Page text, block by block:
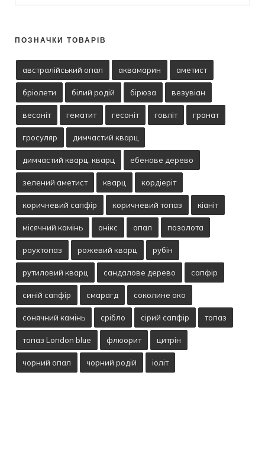
ПОЗНАЧКИ ТОВАРІВ
австралійський опал аквамарин аметист
бріолети білий родій бірюза везувіан
весоніт гематит гесоніт говліт гранат
гросуляр димчастий кварц
димчастий кварц. кварц ебенове дерево
зелений аметист кварц кордіеріт
коричневий сапфір коричневий топаз кіаніт
місячний камінь онікс опал позолота
раухтопаз рожевий кварц рубін
рутиловий кварц сандалове дерево сапфір
синій сапфір смарагд соколине око
сонячний камінь срібло сірий сапфір топаз
топаз London blue флюорит цитрін
чорний опал чорний родій іоліт